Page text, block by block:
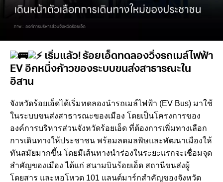
เริ่มแล้ว! ร้อยเอ็ดทดลองวิ่งรถเมล์ไฟฟ้า
EV อีกหนึ่งก้าวของระบบขนส่งสาธารณะใน
อีสาน
จังหวัดร้อยเอ็ดได้เริ่มทดลองนำรถเมล์ไฟฟ้า (EV Bus) มาใช้
ในระบบขนส่งสาธารณะของเมือง โดยเป็นโครงการของ
องค์การบริหารส่วนจังหวัดร้อยเอ็ด ที่ต้องการเพิ่มทางเลือก
การเดินทางให้ประชาชน พร้อมลดมลพิษและพัฒนาเมืองให้
ทันสมัยมากขึ้น โดยมีเส้นทางนำร่องในระยะแรกจะเชื่อมจุด
สำคัญของเมือง ได้แก่ สนามบินร้อยเอ็ด สถานีขนส่งผู้
โดยสาร และหอโหวด 101 แลนด์มาร์กสำคัญของจังหวัด